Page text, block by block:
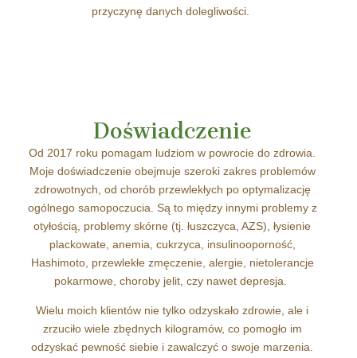
przyczynę danych dolegliwości.
Doświadczenie
Od 2017 roku pomagam ludziom w powrocie do zdrowia.
Moje doświadczenie obejmuje szeroki zakres problemów
zdrowotnych, od chorób przewlekłych po optymalizację
ogólnego samopoczucia. Są to między innymi problemy z
otyłością, problemy skórne (tj. łuszczyca, AZS), łysienie
plackowate, anemia, cukrzyca, insulinooporność,
Hashimoto, przewlekłe zmęczenie, alergie, nietolerancje
pokarmowe, choroby jelit, czy nawet depresja.
Wielu moich klientów nie tylko odzyskało zdrowie, ale i
zrzuciło wiele zbędnych kilogramów, co pomogło im
odzyskać pewność siebie i zawalczyć o swoje marzenia.